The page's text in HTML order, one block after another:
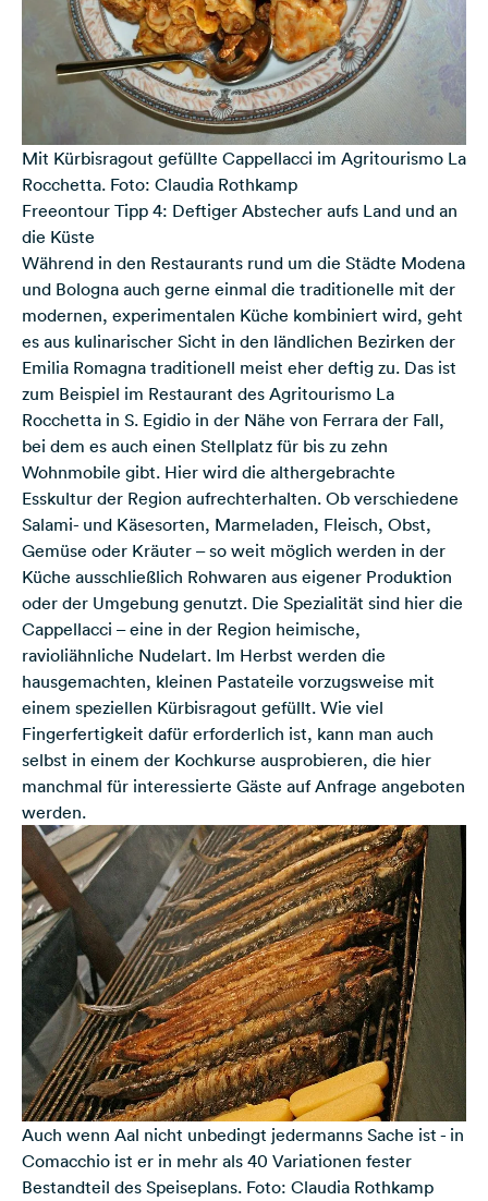
Mit Kürbisragout gefüllte Cappellacci im Agritourismo La
Rocchetta. Foto: Claudia Rothkamp
Freeontour Tipp 4: Deftiger Abstecher aufs Land und an
die Küste
Während in den Restaurants rund um die Städte Modena
und Bologna auch gerne einmal die traditionelle mit der
modernen, experimentalen Küche kombiniert wird, geht
es aus kulinarischer Sicht in den ländlichen Bezirken der
Emilia Romagna traditionell meist eher deftig zu. Das ist
zum Beispiel im Restaurant des Agritourismo La
Rocchetta in S. Egidio in der Nähe von Ferrara der Fall,
bei dem es auch einen Stellplatz für bis zu zehn
Wohnmobile gibt. Hier wird die althergebrachte
Esskultur der Region aufrechterhalten. Ob verschiedene
Salami- und Käsesorten, Marmeladen, Fleisch, Obst,
Gemüse oder Kräuter – so weit möglich werden in der
Küche ausschließlich Rohwaren aus eigener Produktion
oder der Umgebung genutzt. Die Spezialität sind hier die
Cappellacci – eine in der Region heimische,
ravioliähnliche Nudelart. Im Herbst werden die
hausgemachten, kleinen Pastateile vorzugsweise mit
einem speziellen Kürbisragout gefüllt. Wie viel
Fingerfertigkeit dafür erforderlich ist, kann man auch
selbst in einem der Kochkurse ausprobieren, die hier
manchmal für interessierte Gäste auf Anfrage angeboten
werden.
Auch wenn Aal nicht unbedingt jedermanns Sache ist - in
Comacchio ist er in mehr als 40 Variationen fester
Bestandteil des Speiseplans. Foto: Claudia Rothkamp